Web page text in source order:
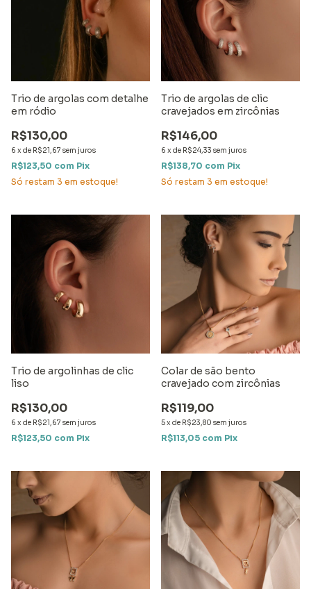
Trio de argolas com detalhe
em ródio
R$130,00
6 x de R$21,67 sem juros
R$123,50 com Pix
Só restam 3 em estoque!
Trio de argolas de clic
cravejados em zircônias
R$146,00
6 x de R$24,33 sem juros
R$138,70 com Pix
Só restam 3 em estoque!
Trio de argolinhas de clic
liso
R$130,00
6 x de R$21,67 sem juros
R$123,50 com Pix
Colar de são bento
cravejado com zircônias
R$119,00
5x de R$23,80 sem juros
R$113,05 com Pix